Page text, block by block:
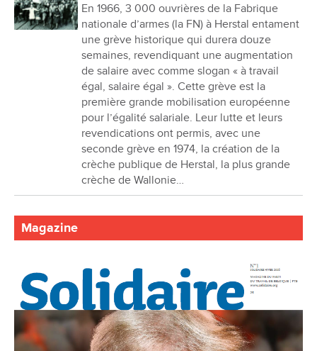
En 1966, 3 000 ouvrières de la Fabrique
nationale d’armes (la FN) à Herstal entament
une grève historique qui durera douze
semaines, revendiquant une augmentation
de salaire avec comme slogan « à travail
égal, salaire égal ». Cette grève est la
première grande mobilisation européenne
pour l’égalité salariale. Leur lutte et leurs
revendications ont permis, avec une
seconde grève en 1974, la création de la
crèche publique de Herstal, la plus grande
crèche de Wallonie…
Magazine